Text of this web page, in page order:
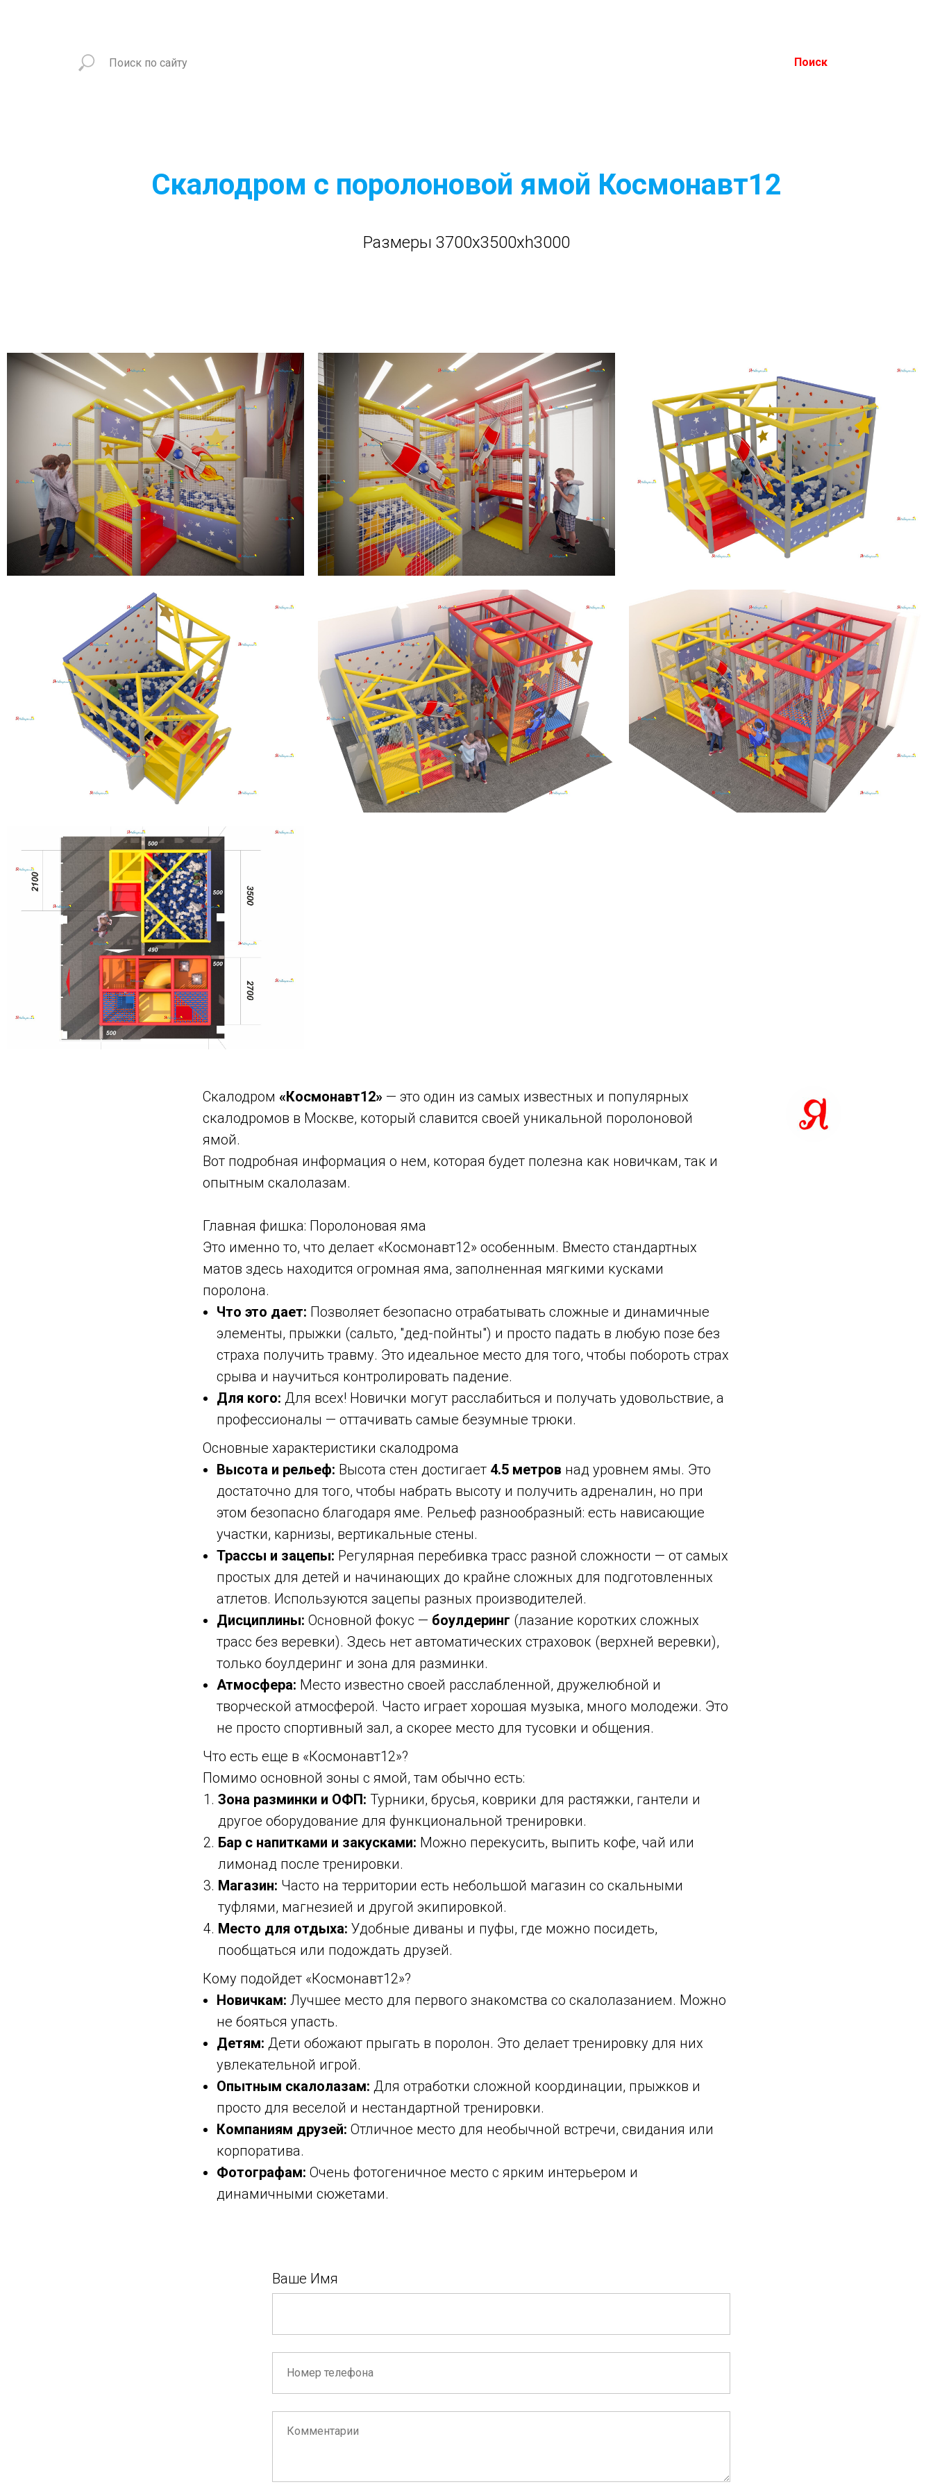
Поиск
Скалодром с поролоновой ямой Космонавт12
Размеры 3700x3500xh3000
Скалодром «Космонавт12» — это один из самых известных и популярных
скалодромов в Москве, который славится своей уникальной поролоновой
ямой.
Вот подробная информация о нем, которая будет полезна как новичкам, так и
опытным скалолазам.
Главная фишка: Поролоновая яма
Это именно то, что делает «Космонавт12» особенным. Вместо стандартных
матов здесь находится огромная яма, заполненная мягкими кусками
поролона.
Что это дает: Позволяет безопасно отрабатывать сложные и динамичные
элементы, прыжки (сальто, "дед-пойнты") и просто падать в любую позе без
страха получить травму. Это идеальное место для того, чтобы побороть страх
срыва и научиться контролировать падение.
Для кого: Для всех! Новички могут расслабиться и получать удовольствие, а
профессионалы — оттачивать самые безумные трюки.
Основные характеристики скалодрома
Высота и рельеф: Высота стен достигает 4.5 метров над уровнем ямы. Это
достаточно для того, чтобы набрать высоту и получить адреналин, но при
этом безопасно благодаря яме. Рельеф разнообразный: есть нависающие
участки, карнизы, вертикальные стены.
Трассы и зацепы: Регулярная перебивка трасс разной сложности — от самых
простых для детей и начинающих до крайне сложных для подготовленных
атлетов. Используются зацепы разных производителей.
Дисциплины: Основной фокус — боулдеринг (лазание коротких сложных
трасс без веревки). Здесь нет автоматических страховок (верхней веревки),
только боулдеринг и зона для разминки.
Атмосфера: Место известно своей расслабленной, дружелюбной и
творческой атмосферой. Часто играет хорошая музыка, много молодежи. Это
не просто спортивный зал, а скорее место для тусовки и общения.
Что есть еще в «Космонавт12»?
Помимо основной зоны с ямой, там обычно есть:
Зона разминки и ОФП: Турники, брусья, коврики для растяжки, гантели и
другое оборудование для функциональной тренировки.
Бар с напитками и закусками: Можно перекусить, выпить кофе, чай или
лимонад после тренировки.
Магазин: Часто на территории есть небольшой магазин со скальными
туфлями, магнезией и другой экипировкой.
Место для отдыха: Удобные диваны и пуфы, где можно посидеть,
пообщаться или подождать друзей.
Кому подойдет «Космонавт12»?
Новичкам: Лучшее место для первого знакомства со скалолазанием. Можно
не бояться упасть.
Детям: Дети обожают прыгать в поролон. Это делает тренировку для них
увлекательной игрой.
Опытным скалолазам: Для отработки сложной координации, прыжков и
просто для веселой и нестандартной тренировки.
Компаниям друзей: Отличное место для необычной встречи, свидания или
корпоратива.
Фотографам: Очень фотогеничное место с ярким интерьером и
динамичными сюжетами.
Ваше Имя